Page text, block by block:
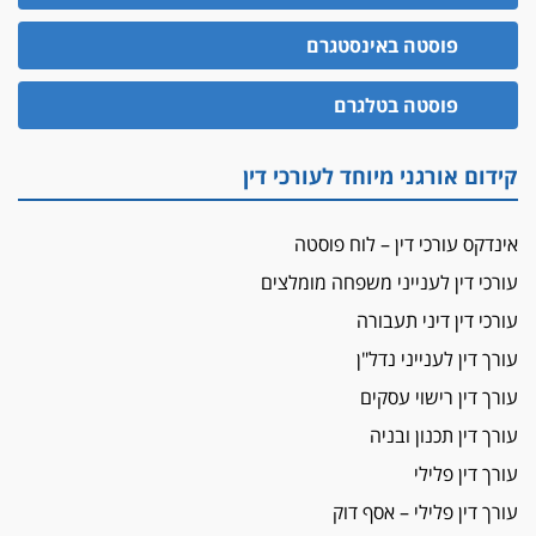
האופנוע חזר הביתה
עו"ד גיל פרידמן והרפתקאות אופנוע השטח שלו
הזכות לטנף
זוכה עורך-דין שהשווה את ברק לסינוואר ואת
מאסר לעורך הדין
פיקטיביות בשם פלסטינים
על המידתיות
ביה"ד המשמעתי ביטל השעיה לצמיתות של
עורכת-דין שהביעה שמחה ב-7 באוקטובר
אשם
עו"ד הלל בבייב הורשע בהונאת עשרות לקוחות,
ההסדר: 7-9 שנות מאסר
דין ומקרקעין
עורך דין ברמת השרון נחקר בחשד למרמה בעסקת
פוסטה באינסטגרם
פוסטה בטלגרם
קידום אורגני מיוחד לעורכי דין
אינדקס עורכי דין – לוח פוסטה
עורכי דין לענייני משפחה מומלצים
עורכי דין דיני תעבורה
עורך דין לענייני נדל"ן
עורך דין רישוי עסקים
עורך דין תכנון ובניה
עורך דין פלילי
עורך דין פלילי – אסף דוק